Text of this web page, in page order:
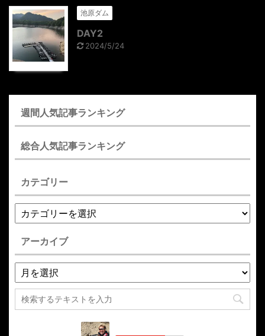
池原ダム
DAY2
2024/5/24
週間人気記事ランキング
総合人気記事ランキング
カテゴリー
アーカイブ